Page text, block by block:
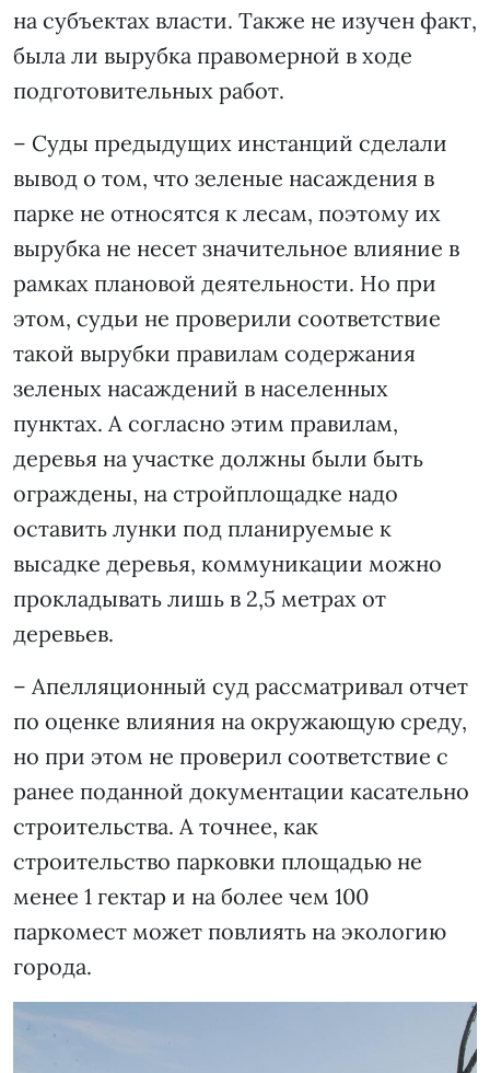
на субъектах власти. Также не изучен факт,
была ли вырубка правомерной в ходе
подготовительных работ.
– Суды предыдущих инстанций сделали
вывод о том, что зеленые насаждения в
парке не относятся к лесам, поэтому их
вырубка не несет значительное влияние в
рамках плановой деятельности. Но при
этом, судьи не проверили соответствие
такой вырубки правилам содержания
зеленых насаждений в населенных
пунктах. А согласно этим правилам,
деревья на участке должны были быть
ограждены, на стройплощадке надо
оставить лунки под планируемые к
высадке деревья, коммуникации можно
прокладывать лишь в 2,5 метрах от
деревьев.
– Апелляционный суд рассматривал отчет
по оценке влияния на окружающую среду,
но при этом не проверил соответствие с
ранее поданной документации касательно
строительства. А точнее, как
строительство парковки площадью не
менее 1 гектар и на более чем 100
паркомест может повлиять на экологию
города.